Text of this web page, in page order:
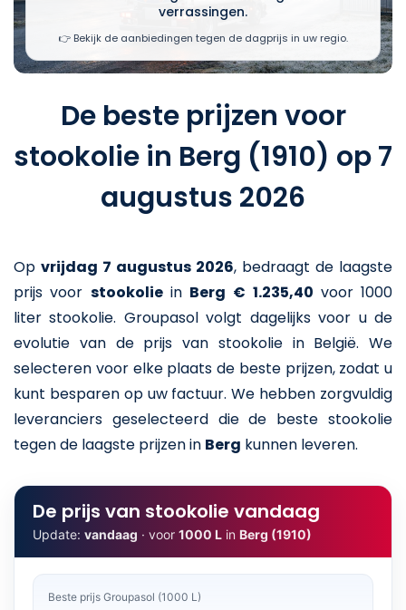
verrassingen.
👉 Bekijk de aanbiedingen tegen de dagprijs in uw regio.
De beste prijzen voor
stookolie in Berg (1910) op 7
augustus 2026
Op vrijdag 7 augustus 2026, bedraagt de laagste
prijs voor stookoliein Berg € 1.235,40 voor 1000
liter stookolie. Groupasol volgt dagelijks voor u de
evolutie van de prijs van stookolie in België. We
selecteren voor elke plaats de beste prijzen, zodat u
kunt besparen op uw factuur. We hebben zorgvuldig
leveranciers geselecteerd die de beste stookolie
tegen de laagste prijzen in Berg kunnen leveren.
De prijs van stookolie vandaag
Update: vandaag · voor 1000 L in Berg (1910)
Beste prijs Groupasol (1000 L)